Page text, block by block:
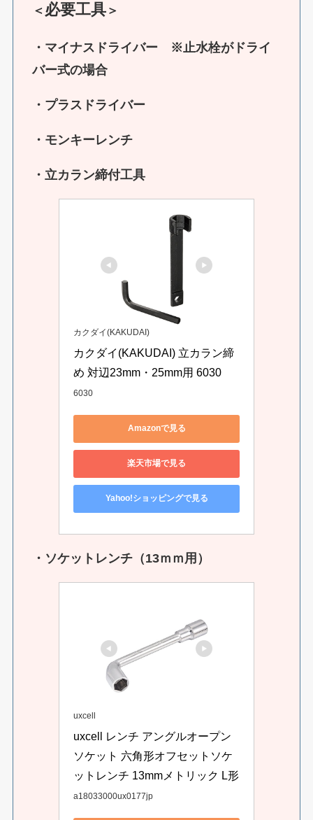
＜ 必要工具＞
・マイナスドライバー ※止水栓がドライ
バー式の場合
・プラスドライバー
・モンキーレンチ
・立カラン締付工具
カクダイ(KAKUDAI)
カクダイ(KAKUDAI) 立カラン締
め 対辺23mm・25mm用 6030
6030
Amazonで見る
楽天市場で見る
Yahoo!ショッピングで見る
・ソケットレンチ（13ｍｍ用）
uxcell
uxcell レンチ アングルオープン
ソケット 六角形オフセットソケ
ットレンチ 13mmメトリック L形
a18033000ux0177jp